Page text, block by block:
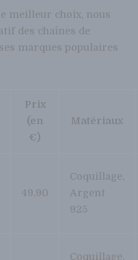
meilleur choix, nous
des chaînes de
marques populaires
Prix
(en
€)
Matériaux
49,90
Coquillage,
Argent
925
Coquillage,